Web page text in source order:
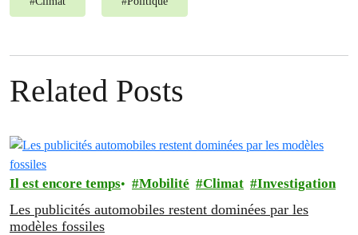
Related Posts
Il est encore temps Mobilité Climat Investigation
Les publicités automobiles restent dominées par les
modèles fossiles